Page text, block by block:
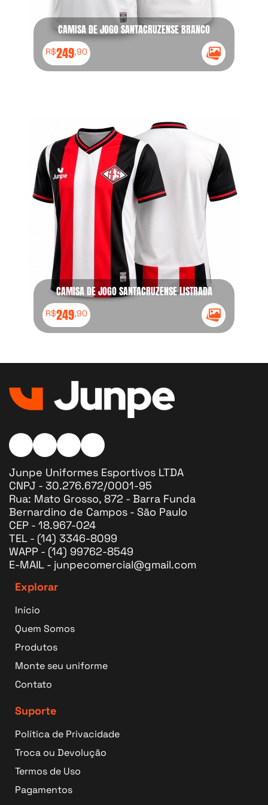
CAMISA DE JOGO SANTACRUZENSE BRANCO
R$249,90
Ícone Galeria
CAMISA DE JOGO SANTACRUZENSE LISTRADA
R$249,90
Ícone Galeria
Instagram Ícone
Facebook Ícone
Twitter Ícone
Google Ícone
Junpe Uniformes Esportivos LTDA
CNPJ - 30.276.672/0001-95
Rua: Mato Grosso, 872 - Barra Funda
Bernardino de Campos - São Paulo
CEP - 18.967-024
TEL - (14) 3346-8099
WAPP - (14) 99762-8549
E-MAIL - junpecomercial@gmail.com
Explorar
Início
Quem Somos
Produtos
Monte seu uniforme
Contato
Suporte
Política de Privacidade
Troca ou Devolução
Termos de Uso
Pagamentos